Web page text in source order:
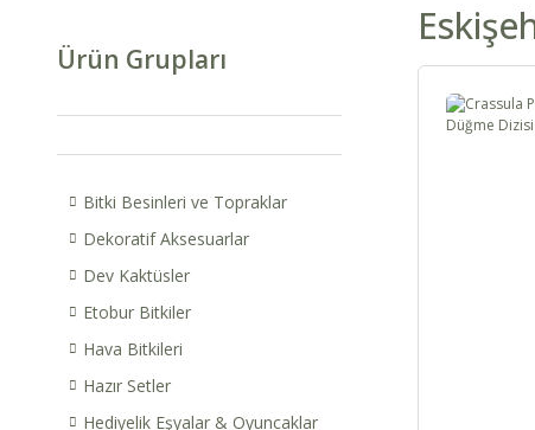
Ürün Grupları
Bitki Besinleri ve Topraklar
Dekoratif Aksesuarlar
Dev Kaktüsler
Etobur Bitkiler
Hava Bitkileri
Hazır Setler
Hediyelik Eşyalar & Oyuncaklar